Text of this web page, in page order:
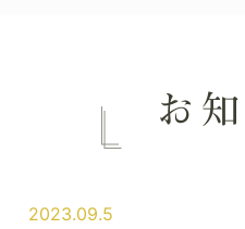
2023.09.5